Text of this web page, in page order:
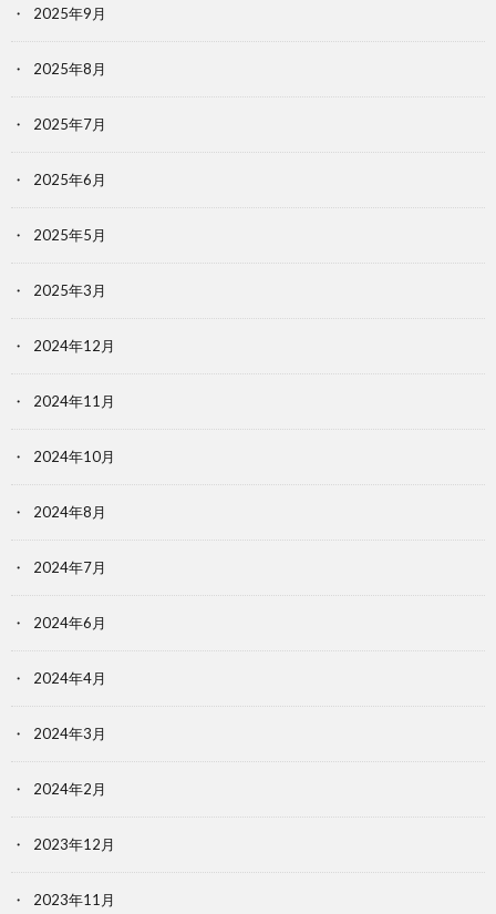
2025年9月
2025年8月
2025年7月
2025年6月
2025年5月
2025年3月
2024年12月
2024年11月
2024年10月
2024年8月
2024年7月
2024年6月
2024年4月
2024年3月
2024年2月
2023年12月
2023年11月